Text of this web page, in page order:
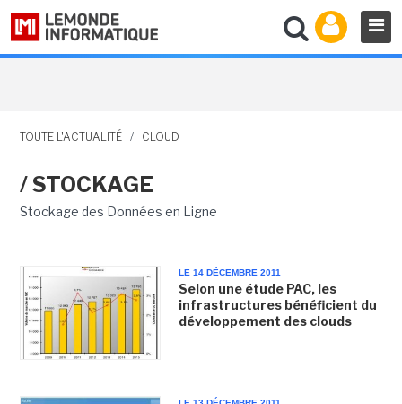
TOUTE L'ACTUALITÉ / CLOUD
/ STOCKAGE
Stockage des Données en Ligne
LE 14 DÉCEMBRE 2011
Selon une étude PAC, les
infrastructures bénéficient du
développement des clouds